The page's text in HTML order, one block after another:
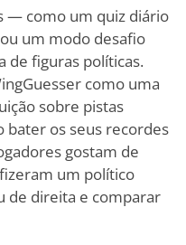
— como um quiz diário
um modo desafio
de figuras políticas.
como uma
sobre pistas
bater os seus recordes
gostam de
um político
de direita e comparar